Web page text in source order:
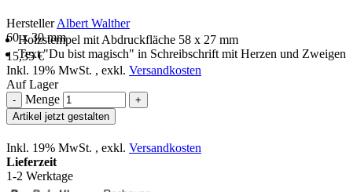
HerstellerAlbert Walther
60 x 30 mm
Holzstempel mit Abdruckfläche 58 x 27 mm
Text "Du bist magisch" in Schreibschrift mit Herzen und Zweigen
15,35 €
Inkl. 19% MwSt. , exkl. Versandkosten
Auf Lager
- Menge
+
Artikel jetzt gestalten
Inkl. 19% MwSt. , exkl. Versandkosten
Lieferzeit
1-2 Werktage